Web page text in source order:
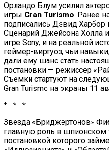
Орландо Блум усилил
игры Gran Turismo. Ранее
подписались Дэвид Харбор
Сценарий Джейсона Холла
игре Sony, и на реальной
геймер-виртуоз, чьи
дали ему шанс стать
постановки — режиссер
Съемки стартуют на
Gran Turismo на экраны 11
* * *
Звезда «Бриджертонов»
главную роль в шпионском
постановкой которого